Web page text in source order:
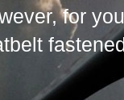
for